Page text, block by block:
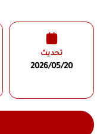
تحديث
2026/05/20